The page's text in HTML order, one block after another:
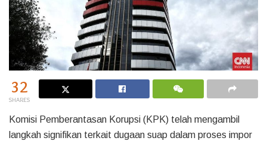
32
SHARES
Komisi Pemberantasan Korupsi (KPK) telah mengambil
langkah signifikan terkait dugaan suap dalam proses impor